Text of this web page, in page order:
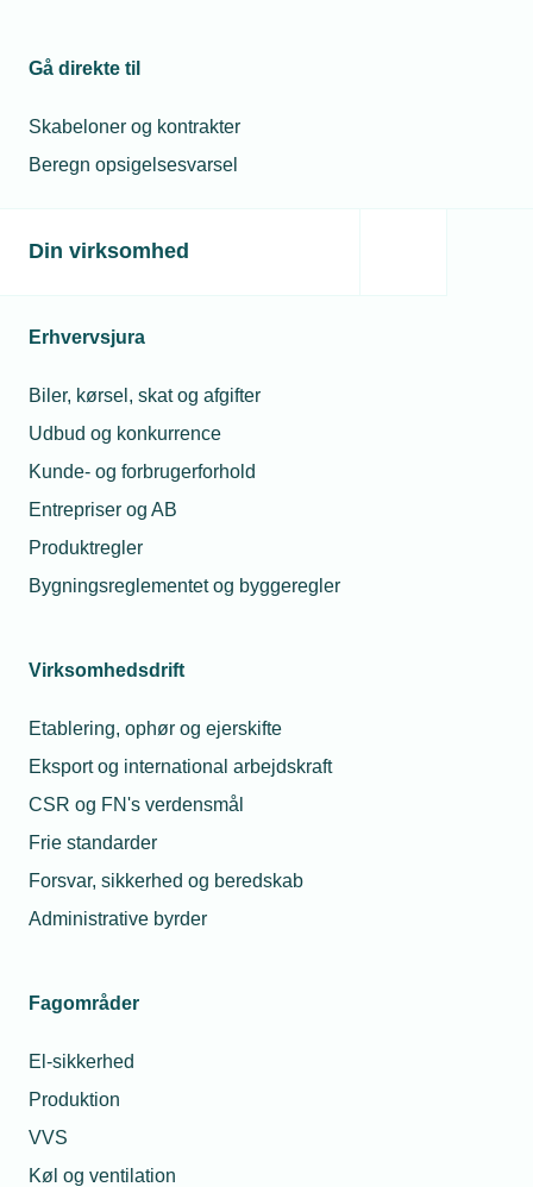
Gå direkte til
Skabeloner og kontrakter
Beregn opsigelsesvarsel
Din virksomhed
Erhvervsjura
Biler, kørsel, skat og afgifter
Udbud og konkurrence
Kunde- og forbrugerforhold
Entrepriser og AB
Produktregler
Bygningsreglementet og byggeregler
Virksomhedsdrift
Etablering, ophør og ejerskifte
Eksport og international arbejdskraft
CSR og FN's verdensmål
Frie standarder
Forsvar, sikkerhed og beredskab
Administrative byrder
Fagområder
El-sikkerhed
Produktion
VVS
Køl og ventilation